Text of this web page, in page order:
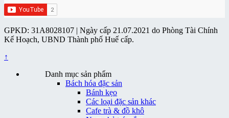
GPKD: 31A8028107 | Ngày cấp 21.07.2021 do Phòng Tài Chính
Kế Hoạch, UBND Thành phố Huế cấp.
↑
Danh mục sản phẩm
Bách hóa đặc sản
Bánh kẹo
Các loại đặc sản khác
Cafe trà & đồ khô